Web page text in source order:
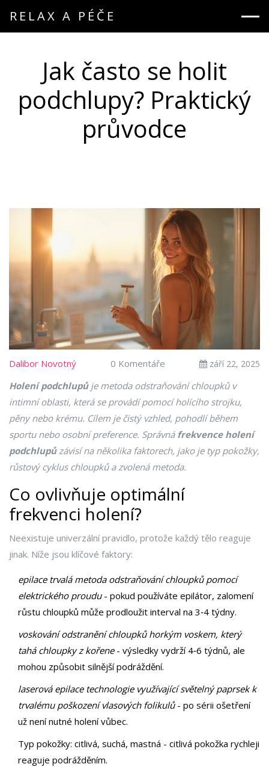
RELAX A PÉČE
Jak často se holit
podchlupy? Praktický
průvodce
Dalibor Novotný 0 Komentáře září 22, 2025
Holení podchlupůje metoda odstraňování chloupků v
intimní oblasti, která se provádí pomocí holícího strojku,
pěny nebo krému. Cílem je čistý vzhled, pohodlí během
sportu nebo osobní preference. Správná frekvence holení
podchlupůzávisí na několika faktorech, jako je typ pokožky,
růstový cyklus chloupků a zvolená metoda.
Co ovlivňuje optimální
frekvenci holení?
Neexistuje univerzální pravidlo, protože každý tělo reaguje
jinak. Níže jsou klíčové faktory:
epilace trvalá metoda odstraňování chloupků pomocí
elektrického proudu- pokud používáte epilátor, zalomení
růstu chloupků může prodloužit interval na 3‑4 týdny.
voskování odstranění chloupků horkým voskem, který
tahá chloupky z kořene- výsledky vydrží 4‑6 týdnů, ale
mohou způsobit silnější podráždění.
laserová epilace technologie využívající světelný paprsek k
trvalému poškození vlasových folikulů- po sérii ošetření
už není nutné holení vůbec.
Typ pokožky: citlivá, suchá, mastná - citlivá pokožka rychleji
reaguje podrážděním.